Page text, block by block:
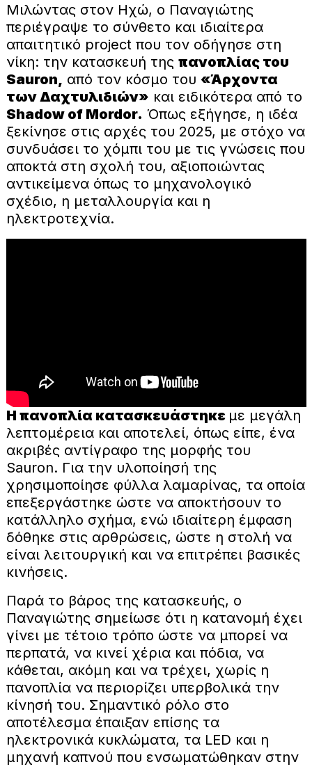
Μιλώντας στον Ηχώ, ο Παναγιώτης
περιέγραψε το σύνθετο και ιδιαίτερα
απαιτητικό project που τον οδήγησε στη
νίκη: την κατασκευή της πανοπλίας του
Sauron, από τον κόσμο του «Άρχοντα
των Δαχτυλιδιών» και ειδικότερα από το
Shadow of Mordor. Όπως εξήγησε, η ιδέα
ξεκίνησε στις αρχές του 2025, με στόχο να
συνδυάσει το χόμπι του με τις γνώσεις που
αποκτά στη σχολή του, αξιοποιώντας
αντικείμενα όπως το μηχανολογικό
σχέδιο, η μεταλλουργία και η
ηλεκτροτεχνία.
Η πανοπλία κατασκευάστηκε με μεγάλη
λεπτομέρεια και αποτελεί, όπως είπε, ένα
ακριβές αντίγραφο της μορφής του
Sauron. Για την υλοποίησή της
χρησιμοποίησε φύλλα λαμαρίνας, τα οποία
επεξεργάστηκε ώστε να αποκτήσουν το
κατάλληλο σχήμα, ενώ ιδιαίτερη έμφαση
δόθηκε στις αρθρώσεις, ώστε η στολή να
είναι λειτουργική και να επιτρέπει βασικές
κινήσεις.
Παρά το βάρος της κατασκευής, ο
Παναγιώτης σημείωσε ότι η κατανομή έχει
γίνει με τέτοιο τρόπο ώστε να μπορεί να
περπατά, να κινεί χέρια και πόδια, να
κάθεται, ακόμη και να τρέχει, χωρίς η
πανοπλία να περιορίζει υπερβολικά την
κίνησή του. Σημαντικό ρόλο στο
αποτέλεσμα έπαιξαν επίσης τα
ηλεκτρονικά κυκλώματα, τα LED και η
μηχανή καπνού που ενσωματώθηκαν στην